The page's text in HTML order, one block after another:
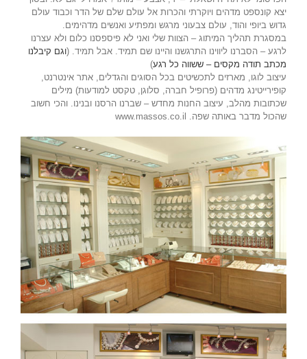
יצא קונספט מדהים ויוקרתי והכרות אל עולם שלם של הדר וכבוד עולם
גדוש ביופי והוד, עולם צבעוני מרגש ומפתיע ואנשים מדהימים.
במסגרת תהליך המיתוג – הצוות שלי ואני לא פיספסנו כלום ולא עצרנו
לרגע – הסברנו ליווינו התרגשנו והיינו שם תמיד. אבל תמיד. (וגם קיבלנו
מכתב תודה מקסים – ששווה כל רגע)
עיצוב לוגו, מארזים לתכשיטים בכל הסוגים והגדלים, אתר אינטרנט,
קופירייטינג מדהים (פרופיל חברה, סלוגן, טקסט למודעות) מילים
שכתובות מהלב, עיצוב החנות מחדש – שברנו הרסנו ובנינו. והכי חשוב
שהכול מדבר באותה שפה. www.massos.co.il